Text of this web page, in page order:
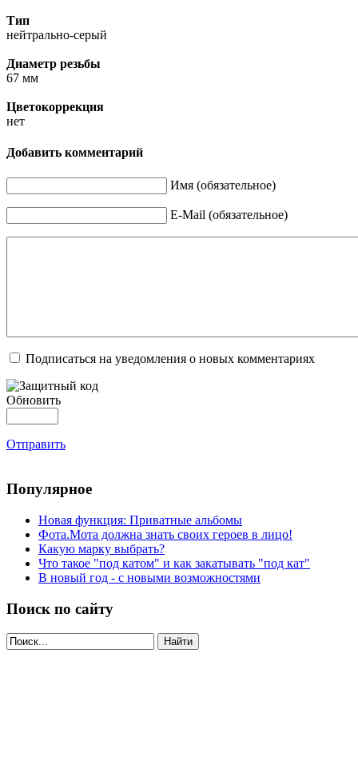
Тип
нейтрально-серый
Диаметр резьбы
67 мм
Цветокоррекция
нет
Добавить комментарий
Имя (обязательное)
E-Mail (обязательное)
Подписаться на уведомления о новых комментариях
Обновить
Отправить
Популярное
Новая функция: Приватные альбомы
Фота.Мота должна знать своих героев в лицо!
Какую марку выбрать?
Что такое "под катом" и как закатывать "под кат"
В новый год - с новыми возможностями
Поиск по сайту
Найти